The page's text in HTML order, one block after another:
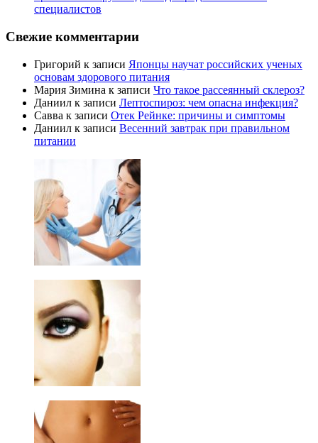
специалистов
Свежие комментарии
Григорий к записи Японцы научат российских ученых
основам здорового питания
Мария Зимина к записи Что такое рассеянный склероз?
Даниил к записи Лептоспироз: чем опасна инфекция?
Савва к записи Отек Рейнке: причины и симптомы
Даниил к записи Весенний завтрак при правильном
питании